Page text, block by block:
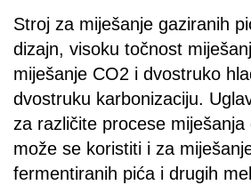
Stroj za miješanje gaziranih
dizajn, visoku točnost
miješanje CO2 i dvostruko
dvostruku karbonizaciju.
za različite procese
može se koristiti i za
fermentiranih pića i drugih